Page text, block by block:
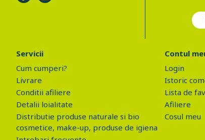
Servicii
Cum cumperi?
Livrare
Conditii afiliere
Detalii loialitate
Distributie produse naturale si bio
cosmetice, make-up, produse de igiena
Contul
Login
Istoric
Lista de
Afiliere
Cosul meu